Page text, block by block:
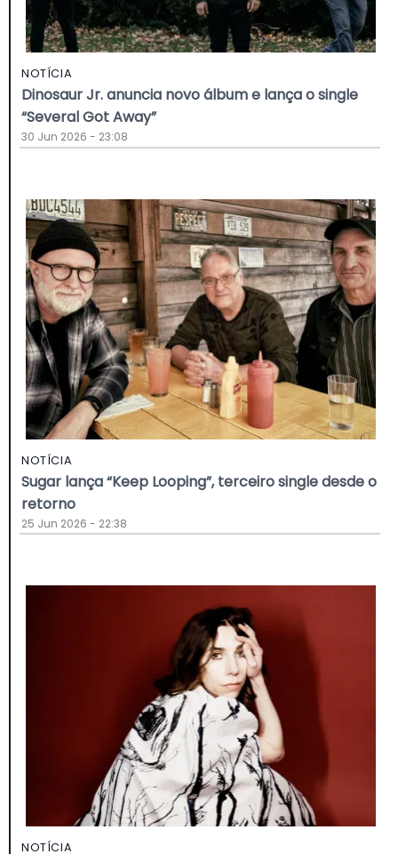
NOTÍCIA
Dinosaur Jr. anuncia novo álbum e lança o single
“Several Got Away”
30 Jun 2026 - 23:08
NOTÍCIA
Sugar lança “Keep Looping”, terceiro single desde o
retorno
25 Jun 2026 - 22:38
NOTÍCIA